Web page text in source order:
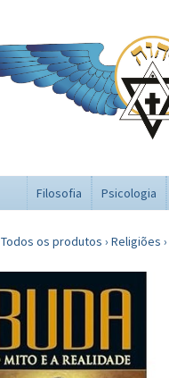
Filosofia Psicologia
Todos os produtos › Religiões ›